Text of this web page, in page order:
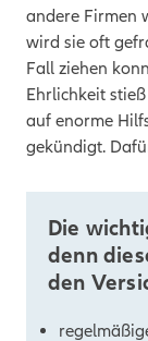
Die
denn
den
andere Firmen
wird sie oft
Fall ziehen
Ehrlichkeit
auf enorme
gekündigt.